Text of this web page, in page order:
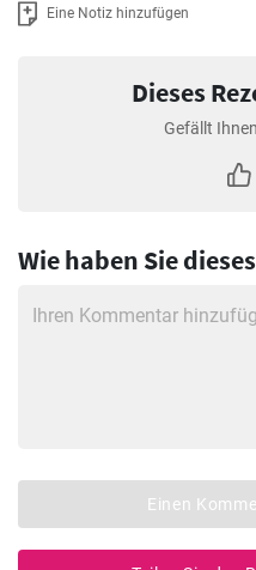
Eine Notiz hinzufügen
Dieses
Gefällt
Wie haben Sie
Einen